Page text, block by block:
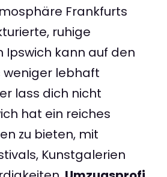
Frankfurts
ruhige
Ipswich kann auf den
weniger lebhaft
lass dich nicht
hat ein reiches
zu bieten, mit
Kunstgalerien